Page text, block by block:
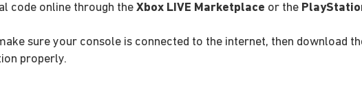
code online through the Xbox LIVE Marketplace or the
sure your console is connected to the internet, then download
properly.